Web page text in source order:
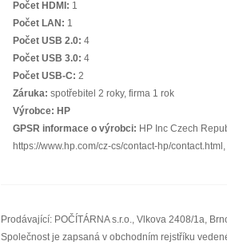
Počet HDMI: 1
Počet LAN: 1
Počet USB 2.0: 4
Počet USB 3.0: 4
Počet USB-C: 2
Záruka: spotřebitel 2 roky, firma 1 rok
Výrobce: HP
GPSR informace o výrobci: HP Inc Czech
https://www.hp.com/cz-cs/contact-hp/
Prodávající: POČÍTÁRNA s.r.o., Vlkova 2408/1a,
Společnost je zapsaná v obchodním rejstříku